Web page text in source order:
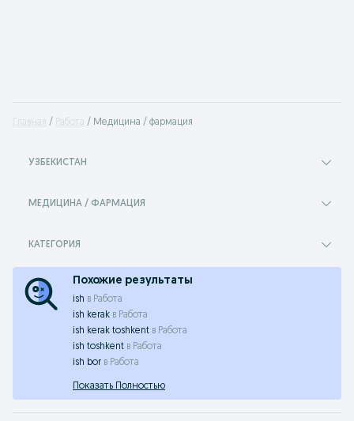
Главная Работа Медицина / фармация
УЗБЕКИСТАН
МЕДИЦИНА / ФАРМАЦИЯ
КАТЕГОРИЯ
Похожие результаты
ish в Работа
ish kerak в Работа
ish kerak toshkent в Работа
ish toshkent в Работа
ish bor в Работа
Показать Полностью